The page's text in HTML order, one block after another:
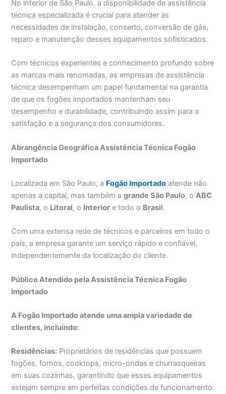
No interior de São Paulo, a disponibilidade de assistência
técnica especializada é crucial para atender às
necessidades de instalação, conserto, conversão de gás,
reparo e manutenção desses equipamentos sofisticados.
Com técnicos experientes e conhecimento profundo sobre
as marcas mais renomadas, as empresas de assistência
técnica desempenham um papel fundamental na garantia
de que os fogões importados mantenham seu
desempenho e durabilidade, contribuindo assim para a
satisfação e a segurança dos consumidores.
Abrangência Geográfica Assistência Técnica Fogão
Importado
Localizada em São Paulo, a Fogão Importado atende não
apenas a capital, mas também agrande São Paulo, oABC
Paulista, o Litoral, o Interior e todo o Brasil.
Com uma extensa rede de técnicos e parceiros em todo o
país, a empresa garante um serviço rápido e confiável,
independentemente da localização do cliente.
Público Atendido pela Assistência Técnica Fogão
Importado
A Fogão Importado atende uma ampla variedade de
clientes, incluindo:
Residências: Proprietários de residências que possuem
fogões, fornos, cooktops, micro-ondas e churrasqueiras
em suas cozinhas, garantindo que esses equipamentos
estejam sempre em perfeitas condições de funcionamento.